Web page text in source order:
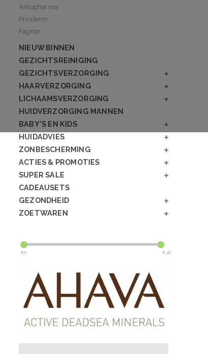
Arkopharma
Prioderm
Fagron
NIEUW BINNEN
GEZICHTSREINIGING
GEZICHTSVERZORGING
HAARVERZORGING
LICHAAMSVERZORGING
HUIDVERZORGING MANNEN
BABY'S EN KIDS
HUIDADVIES
ZONBESCHERMING
ACTIES & PROMOTIES
SUPER SALE
CADEAUSETS
GEZONDHEID
ZOETWAREN
€0 € 40